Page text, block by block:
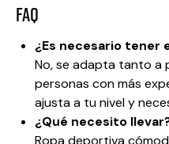
FAQ
¿Es necesario tener
No, se adapta tanto a
personas con más
ajusta a tu nivel y
¿Qué necesito
Ropa deportiva